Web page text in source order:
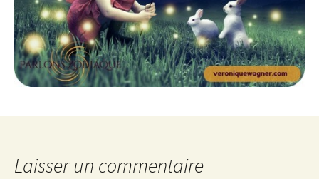
Laisser un commentaire